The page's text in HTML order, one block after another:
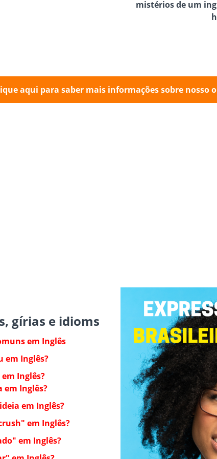
mistérios de um
aqui para saber mais informações sobre nosso
gírias e idioms
em Inglês
em Inglês?
Inglês?
em Inglês?
em Inglês?
em Inglês?
em Inglês?